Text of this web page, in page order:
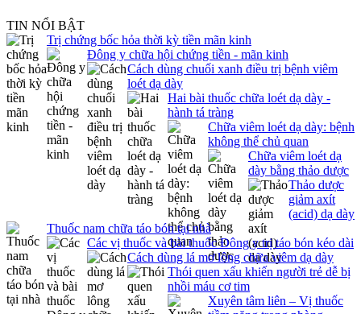
TIN NỔI BẬT
Trị chứng bốc hỏa thời kỳ tiền mãn kinh
Đông y chữa hội chứng tiền - mãn kinh
Cách dùng chuối xanh điều trị bệnh viêm
loét dạ dày
Hai bài thuốc chữa loét dạ dày -
hành tá tràng
Chữa viêm loét dạ dày: bệnh
không thể chủ quan
Chữa viêm loét dạ
dày bằng thảo dược
Thảo dược
giảm axít
(acid) dạ dày
Thuốc nam chữa táo bón tại nhà
Các vị thuốc và bài thuốc Đông y trị táo bón kéo dài
Cách dùng lá mơ lông chữa viêm dạ dày
Thói quen xấu khiến người trẻ dễ bị
nhồi máu cơ tim
Xuyên tâm liên – Vị thuốc